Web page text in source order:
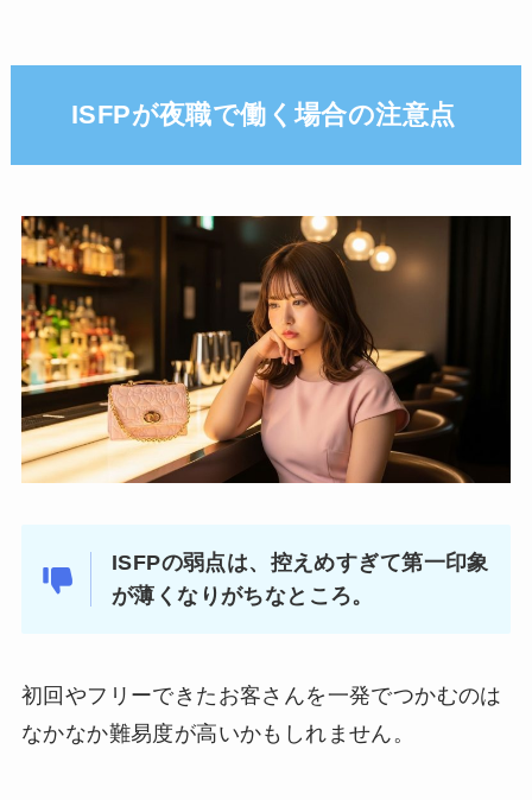
ISFPが夜職で働く場合の注意点
ISFPの弱点は、控えめすぎて第一印象
が薄くなりがちなところ。
初回やフリーできたお客さんを一発でつかむのは
なかなか難易度が高いかもしれません。